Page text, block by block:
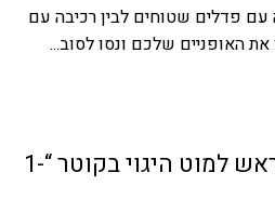
עם פדלים שטוחים לבין רכיבה עם
האופניים שלכם ונסו לסוב...
פיתרון לשינוי זווית הראש למוט היגוי בקוטר “1-